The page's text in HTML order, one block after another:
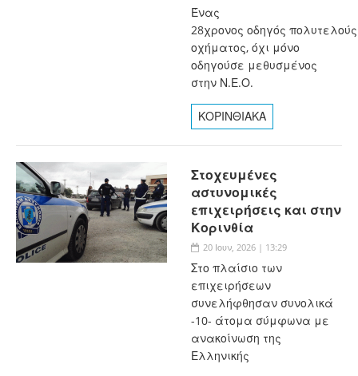
Ένας
28χρονος οδηγός πολυτελούς
οχήματος, όχι μόνο
οδηγούσε μεθυσμένος
στην Ν.Ε.Ο.
ΚΟΡΙΝΘΙΑΚΑ
Στοχευμένες
αστυνομικές
επιχειρήσεις και στην
Κορινθία
20 Ιουν, 2026 | 13:29
Στο πλαίσιο των
επιχειρήσεων
συνελήφθησαν συνολικά
-10- άτομα σύμφωνα με
ανακοίνωση της
Ελληνικής